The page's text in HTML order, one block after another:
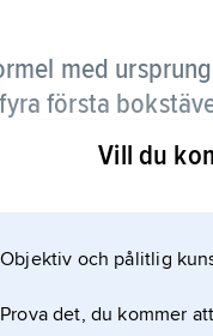
med
första
och hebreiska
som
på amuletter.
eller pladder.
Vill du
Objektiv och pålitlig
Prova det, du kommer